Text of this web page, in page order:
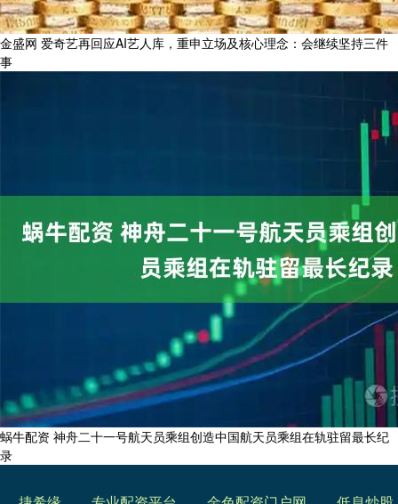
金盛网 爱奇艺再回应AI艺人库，重申立场及核心理念：会继续坚持三件
事
蜗牛配资 神舟二十一号航天员乘组创造中国航天员乘组在轨驻留最长纪
录